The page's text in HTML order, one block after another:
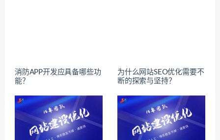
消防APP开发应具备哪些功
能？
为什么网站SEO优化需要不
断的探索与坚持？